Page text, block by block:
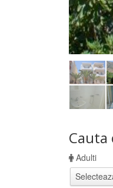
Adulti